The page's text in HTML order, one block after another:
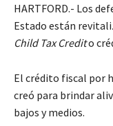
HARTFORD.- Los
Estado están
Child Tax Credito
El crédito fiscal por
creó para brindar
bajos y medios.